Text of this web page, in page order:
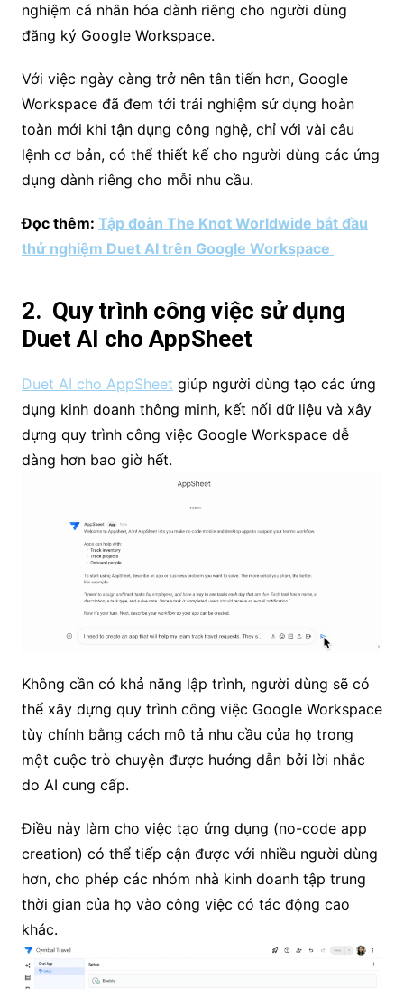
nghiệm cá nhân hóa dành riêng cho người dùng
đăng ký Google Workspace.
Với việc ngày càng trở nên tân tiến hơn, Google
Workspace đã đem tới trải nghiệm sử dụng hoàn
toàn mới khi tận dụng công nghệ, chỉ với vài câu
lệnh cơ bản, có thể thiết kế cho người dùng các ứng
dụng dành riêng cho mỗi nhu cầu.
Đọc thêm: Tập đoàn The Knot Worldwide bắt đầu
thử nghiệm Duet AI trên Google Workspace
2. Quy trình công việc sử dụng
Duet AI cho AppSheet
Duet AI cho AppSheet giúp người dùng tạo các ứng
dụng kinh doanh thông minh, kết nối dữ liệu và xây
dựng quy trình công việc Google Workspace dễ
dàng hơn bao giờ hết.
Không cần có khả năng lập trình, người dùng sẽ có
thể xây dựng quy trình công việc Google Workspace
tùy chính bằng cách mô tả nhu cầu của họ trong
một cuộc trò chuyện được hướng dẫn bởi lời nhắc
do AI cung cấp.
Điều này làm cho việc tạo ứng dụng (no-code app
creation) có thể tiếp cận được với nhiều người dùng
hơn, cho phép các nhóm nhà kinh doanh tập trung
thời gian của họ vào công việc có tác động cao
khác.